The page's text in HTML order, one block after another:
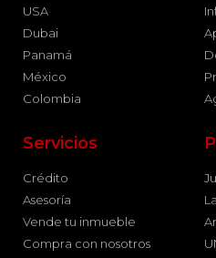
USA
Dubai
Panamá
México
Colombia
Servicios
Crédito
Asesoría
Vende tu inmueble
Compra con nosotros